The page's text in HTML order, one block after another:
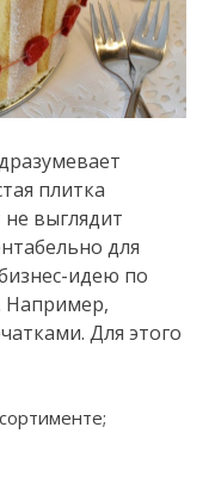
плитка
выглядит
для
идею по
Например,
Для этого